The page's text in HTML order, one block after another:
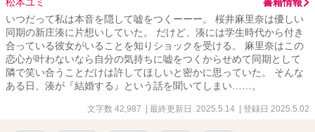
いつだって私は本音を隠して嘘をつくーーー。 桜井麻里奈は優しい
同期の新庄湊に片想いしていた。 だけど、湊には学生時代から付き
合っている彼女がいることを知りショックを受ける。 麻里奈はこの
恋心が叶わないなら自分の気持ちに嘘をつくからせめて同期として
隣で笑い合うことだけは許してほしいと密かに思っていた。 そんな
ある日、湊が『結婚する』という話を聞いてしまい……。
文字数 42,987 | 最終更新日 2025.5.14 | 登録日 2025.5.02